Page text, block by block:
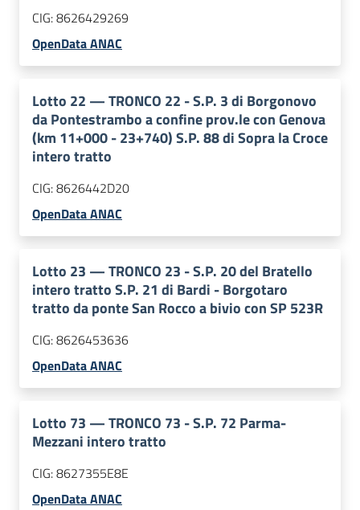
CIG:8626429269
OpenData ANAC
Lotto 22 —TRONCO 22 - S.P. 3 di Borgonovo
da Pontestrambo a confine prov.le con Genova
(km 11+000 - 23+740) S.P. 88 di Sopra la Croce
intero tratto
CIG:8626442D20
OpenData ANAC
Lotto 23 —TRONCO 23 - S.P. 20 del Bratello
intero tratto S.P. 21 di Bardi - Borgotaro
tratto da ponte San Rocco a bivio con SP 523R
CIG:8626453636
OpenData ANAC
Lotto 73 —TRONCO 73 - S.P. 72 Parma-
Mezzani intero tratto
CIG:8627355E8E
OpenData ANAC